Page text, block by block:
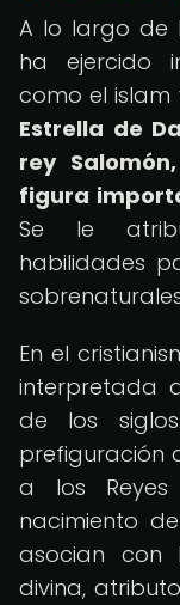
A lo largo de
ha ejercido
como el islam
Estrella de
rey
figura
Se le
habilidades
En el
interpretada
de los
prefiguración
a los
nacimiento
asocian con
divina,